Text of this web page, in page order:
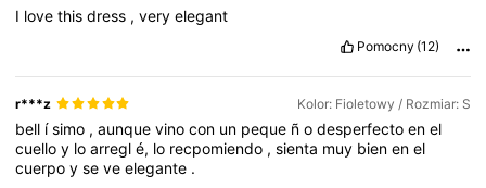
I lovethisdress ,veryelegant
Pomocny (12)
r***z Kolor: Fioletowy / Rozmiar: S
bell ísimo ,aunquevinocon un peque ñodesperfectoenel
cuelloy loarreglé, lo recpomiendo ,sienta muy bienenel
cuerpoyseveelegante .